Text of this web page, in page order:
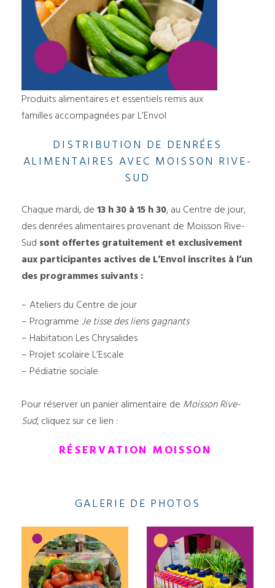
Produits alimentaires et essentiels remis aux
familles accompagnées par L’Envol
DISTRIBUTION DE DENRÉES
ALIMENTAIRES AVEC MOISSON RIVE-
SUD
Chaque mardi, de 13 h 30 à 15 h 30, au Centre de jour,
des denrées alimentaires provenant de Moisson Rive-
Sud sont offertes gratuitement et exclusivement
aux participantes actives de L’Envol inscrites à l’un
des programmes suivants :
– Ateliers du Centre de jour
– Programme Je tisse des liens gagnants
– Habitation Les Chrysalides
– Projet scolaire L’Escale
– Pédiatrie sociale
Pour réserver un panier alimentaire de Moisson Rive-
Sud, cliquez sur ce lien :
RÉSERVATION MOISSON
GALERIE DE PHOTOS